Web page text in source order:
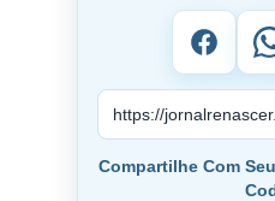
Compartilhe Com